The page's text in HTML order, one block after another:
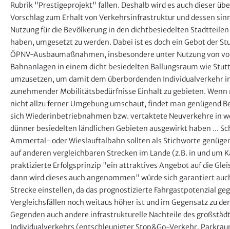
Rubrik "Prestigeprojekt" fallen. Deshalb wird es auch dieser
Vorschlag zum Erhalt von Verkehrsinfrastruktur und dessen
Nutzung für die Bevölkerung in den dichtbesiedelten
haben, umgesetzt zu werden. Dabei ist es doch ein Gebot der
ÖPNV-Ausbaumaßnahmen, insbesondere unter Nutzung von
Bahnanlagen in einem dicht besiedelten Ballungsraum wie
umzusetzen, um damit dem überbordenden Individualverkehr
zunehmender Mobilitätsbedürfnisse Einhalt zu gebieten. Wenn
nicht allzu ferner Umgebung umschaut, findet man genügend
sich Wiederinbetriebnahmen bzw. vertaktete Neuverkehre in
dünner besiedelten ländlichen Gebieten ausgewirkt haben ...
Ammertal- oder Wieslauftalbahn sollten als Stichworte
auf anderen vergleichbaren Strecken im Lande (z.B. in und um
praktizierte Erfolgsprinzip "ein attraktives Angebot auf die
dann wird dieses auch angenommen" würde sich garantiert
Strecke einstellen, da das prognostizierte Fahrgastpotenzial
Vergleichsfällen noch weitaus höher ist und im Gegensatz zu
Gegenden auch andere infrastrukturelle Nachteile des
Individualverkehrs (entschleunigter Stop&Go-Verkehr,